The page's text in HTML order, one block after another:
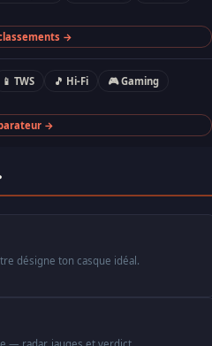
→
📱 TWS 🎵 Hi-Fi
🎮 Gaming
→
désigne ton casque idéal.